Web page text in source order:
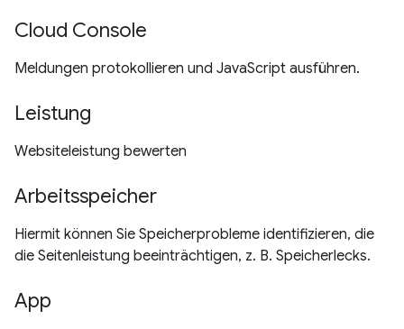
Cloud Console
Meldungen protokollieren und JavaScript ausführen.
Leistung
Websiteleistung bewerten
Arbeitsspeicher
Hiermit können Sie Speicherprobleme identifizieren, die
die Seitenleistung beeinträchtigen, z. B. Speicherlecks.
App